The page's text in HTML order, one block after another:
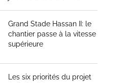
Grand Stade Hassan II: le
chantier passe à la vitesse
supérieure
Les six priorités du projet